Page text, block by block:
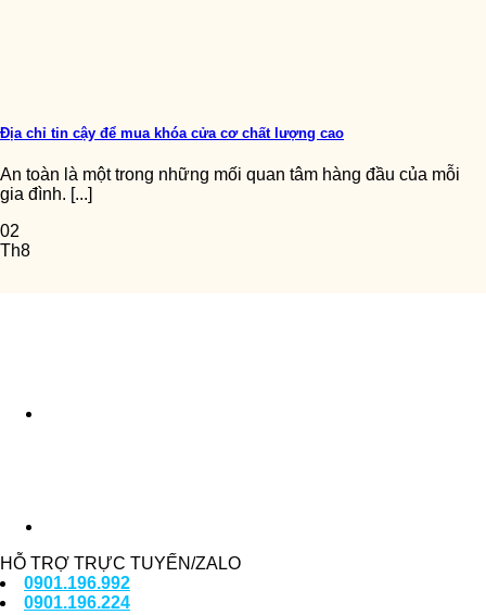
Địa chỉ tin cậy để mua khóa cửa cơ chất lượng cao
An toàn là một trong những mối quan tâm hàng đầu của mỗi
gia đình. [...]
02
Th8
HỖ TRỢ TRỰC TUYẾN/ZALO
0901.196.992
0901.196.224